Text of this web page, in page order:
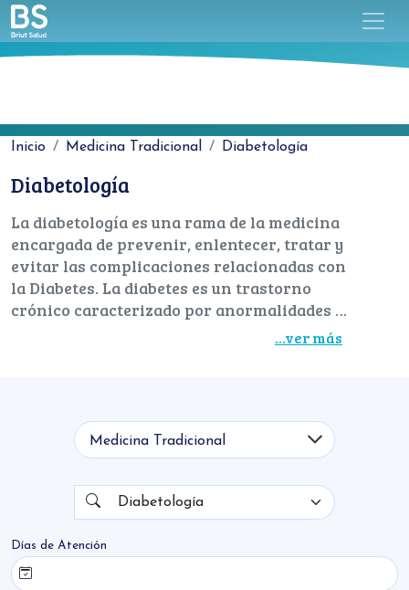
Inicio Medicina Tradicional Diabetología
Diabetología
La diabetología es una rama de la medicina
encargada de prevenir, enlentecer, tratar y
evitar las complicaciones relacionadas con
la Diabetes. La diabetes es un trastorno
crónico caracterizado por anormalidades en
el metabolismo de los hidratos de carbono,
microvasculares y macrovasculares. En
Briut Salud, podes acceder a teleconsultas
con diabetólogos experimentados, reserva
tu sesión hoy mismo.
...ver más
Diabetología
Días de Atención